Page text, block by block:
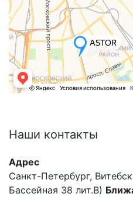
Наши контакты
Адрес
Санкт-Петербург,
Бассейная 38 лит.В)